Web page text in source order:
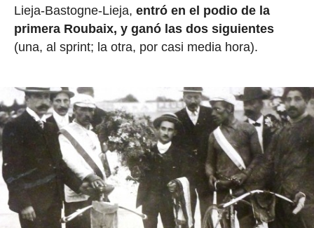
Lieja-Bastogne-Lieja, entró en el podio de la
primera Roubaix, y ganó las dos siguientes
(una, al sprint; la otra, por casi media hora).